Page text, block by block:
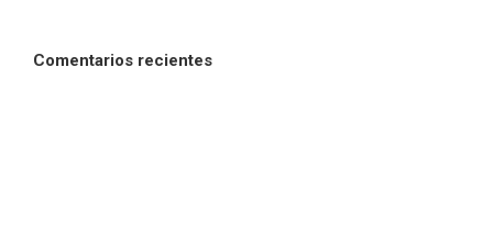
Comentarios recientes